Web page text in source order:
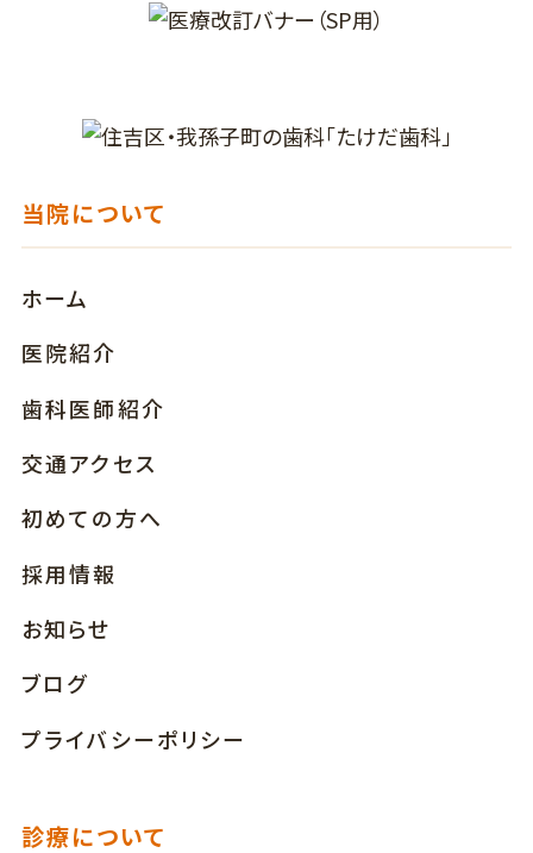
当院について
ホーム
医院紹介
歯科医師紹介
交通アクセス
初めての方へ
採用情報
お知らせ
ブログ
プライバシーポリシー
診療について